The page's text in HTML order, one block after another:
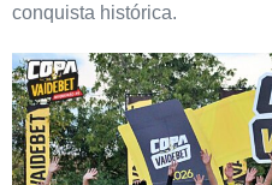
conquista histórica.